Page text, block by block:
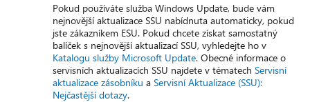
Pokud používáte služba Windows Update, bude vám
nejnovější aktualizace SSU nabídnuta automaticky, pokud
jste zákazníkem ESU. Pokud chcete získat samostatný
balíček s nejnovější aktualizací SSU, vyhledejte ho v
Katalogu služby Microsoft Update. Obecné informace o
servisních aktualizacích SSU najdete v tématechServisní
aktualizace zásobníku aServisní Aktualizace (SSU):
Nejčastější dotazy.